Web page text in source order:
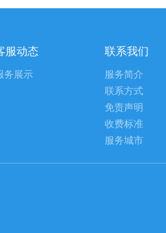
服动态
务展示
联系我们
服务简介
联系方式
免责声明
收费标准
服务城市